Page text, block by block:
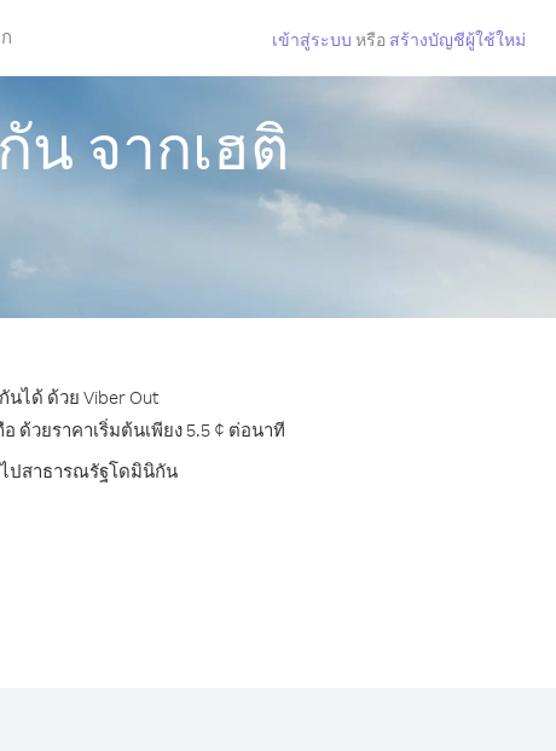
เข้าสู่ระบบ หรือ สร้างบัญชีผู้ใช้ใหม่
จากเฮติ
ได้ ด้วย Viber Out
วยราคาเริ่มต้นเพียง 5.5 ¢ ต่อนาที
ปสาธารณรัฐโดมินิกัน